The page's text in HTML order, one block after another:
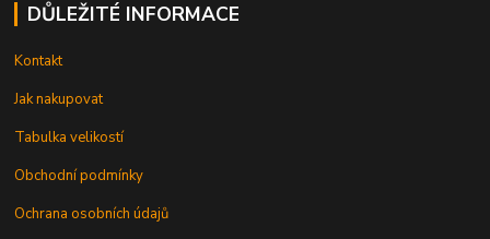
DŮLEŽITÉ INFORMACE
Kontakt
Jak nakupovat
Tabulka velikostí
Obchodní podmínky
Ochrana osobních údajů